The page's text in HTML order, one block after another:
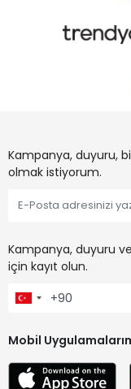
Kampanya, duyuru,
olmak istiyorum.
Kampanya, duyuru
için kayıt olun.
Mobil